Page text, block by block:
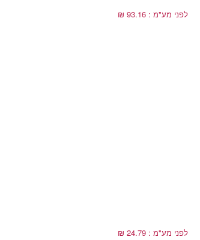
לפני מע"מ : 93.16 ₪
לפני מע"מ : 24.79 ₪